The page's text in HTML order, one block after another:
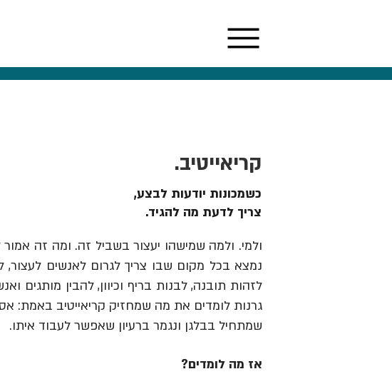
קריאייטיב.
כשמכונות יודעות לבצע,
צריך לדעת מה להגיד.
ולמי. ולמה שמישהו יעצור בשביל זה. ומה זה אמור
נמצא בכל מקום שבו צריך לגרום לאנשים לעצור,
גרנות לומדים את מה שמחזיק קריאייטיב באמת:
שמתחיל בבלגן ונגמר ברעיון שאפשר לעבוד איתו.
אז מה לומדים?